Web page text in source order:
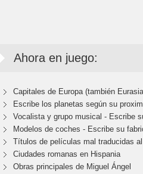
Ahora en juego:
Capitales de Europa (también
Escribe los planetas según su
Vocalista y grupo musical - Escribe
Modelos de coches - Escribe su
Títulos de películas mal traducidas al
Ciudades romanas en Hispania
Obras principales de Miguel Ángel